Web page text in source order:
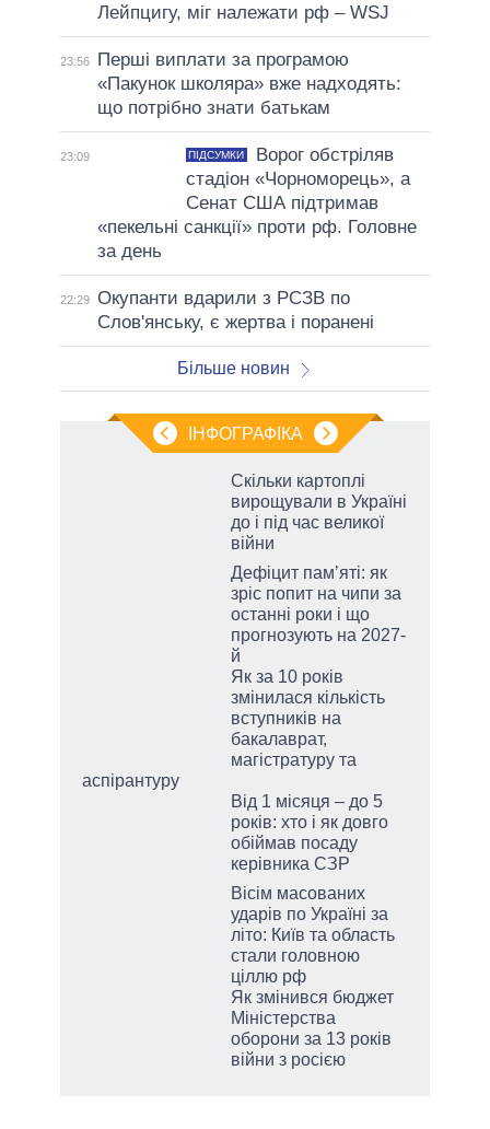
Лейпцигу, міг належати рф – WSJ
23:56
Перші виплати за програмою
«Пакунок школяра» вже надходять:
що потрібно знати батькам
23:09 ПІДСУМКИ
Ворог обстріляв
стадіон «Чорноморець», а
Сенат США підтримав
«пекельні санкції» проти рф. Головне
за день
22:29 Окупанти вдарили з РСЗВ по
Слов'янську, є жертва і поранені
Більше новин
ІНФОГРАФІКА
Скільки картоплі
вирощували в Україні
до і під час великої
війни
Дефіцит пам’яті: як
зріс попит на чипи за
останні роки і що
прогнозують на 2027-
й
Як за 10 років
змінилася кількість
вступників на
бакалаврат,
магістратуру та
аспірантуру
Від 1 місяця – до 5
років: хто і як довго
обіймав посаду
керівника СЗР
Вісім масованих
ударів по Україні за
літо: Київ та область
стали головною
ціллю рф
Як змінився бюджет
Міністерства
оборони за 13 років
війни з росією